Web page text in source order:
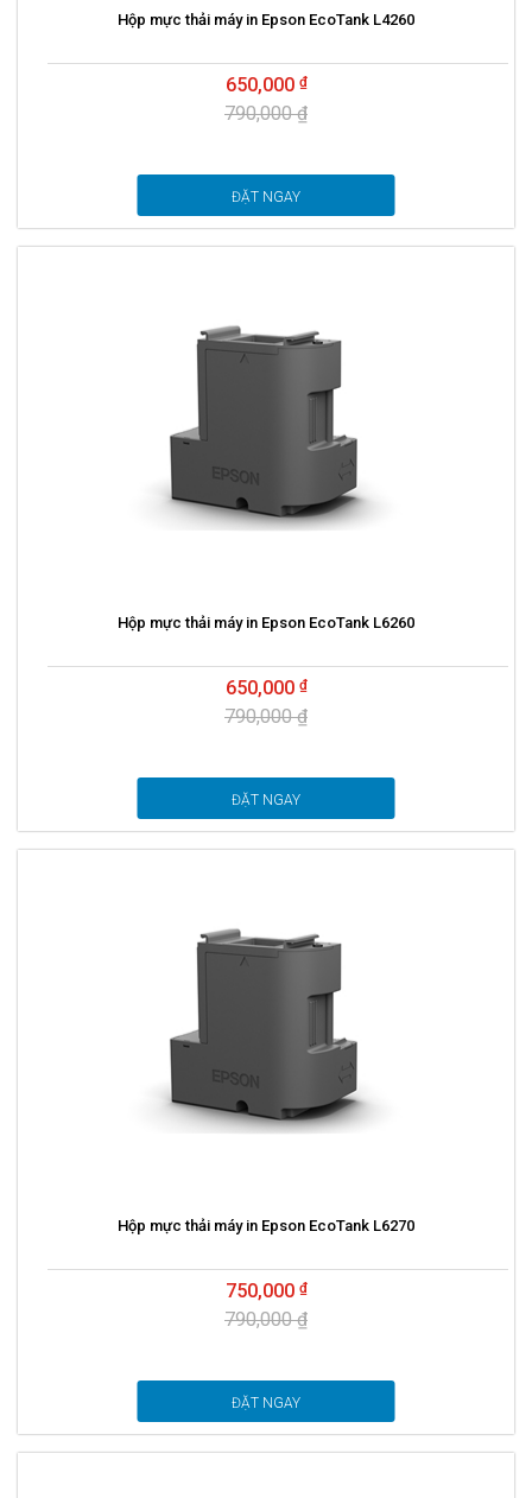
Hộp mực thải máy in Epson EcoTank L4260
650,000
790,000 ₫
ĐẶT NGAY
Hộp mực thải máy in Epson EcoTank L6260
650,000
790,000 ₫
ĐẶT NGAY
Hộp mực thải máy in Epson EcoTank L6270
750,000
790,000 ₫
ĐẶT NGAY